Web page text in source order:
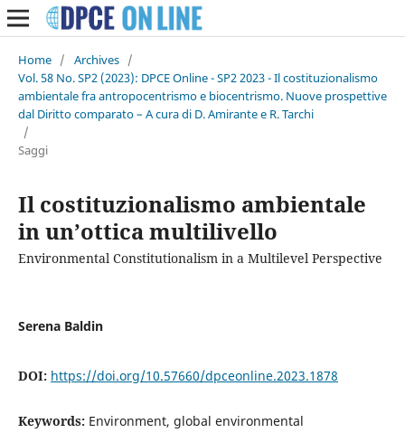
Home / Archives /
Vol. 58 No. SP2 (2023): DPCE Online - SP2 2023 - Il costituzionalismo
ambientale fra antropocentrismo e biocentrismo. Nuove prospettive
dal Diritto comparato – A cura di D. Amirante e R. Tarchi
/
Saggi
Il costituzionalismo ambientale
in un’ottica multilivello
Environmental Constitutionalism in a Multilevel Perspective
Serena Baldin
DOI: https://doi.org/10.57660/dpceonline.2023.1878
Keywords: Environment, global environmental